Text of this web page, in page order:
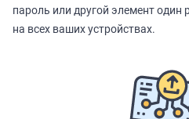
пароль или другой элемент один
на всех ваших устройствах.